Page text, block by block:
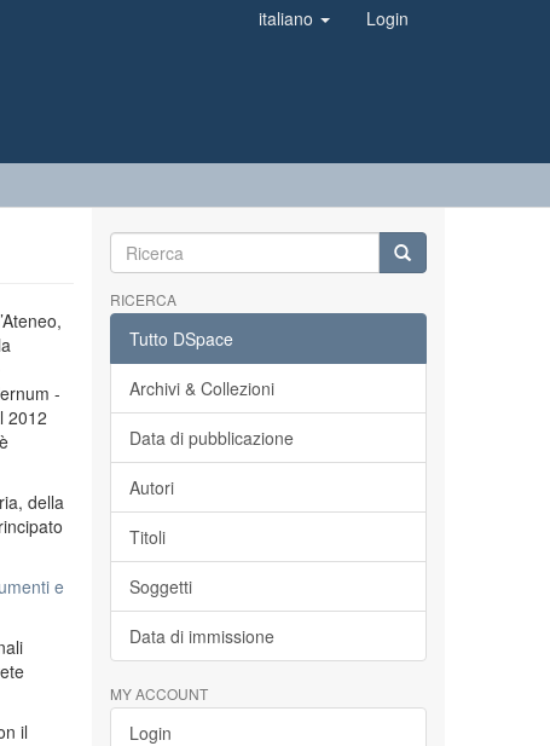
italiano Login
-
2012
della
e
il
RICERCA
Tutto DSpace
Archivi & Collezioni
Data di pubblicazione
Autori
Titoli
Soggetti
Data di immissione
MY ACCOUNT
Login